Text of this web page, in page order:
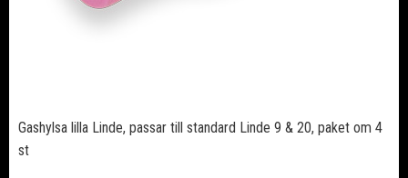
Gashylsa lilla Linde, passar till standard Linde 9 & 20, paket om 4
st